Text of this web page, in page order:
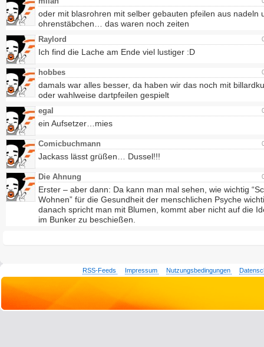
oder mit blasrohren mit selber gebauten pfeilen aus nadeln
ohrenstäbchen… das waren noch zeiten
Raylord
Ich find die Lache am Ende viel lustiger :D
hobbes
damals war alles besser, da haben wir das noch mit
oder wahlweise dartpfeilen gespielt
egal
ein Aufsetzer…mies
Comicbuchmann
Jackass lässt grüßen… Dussel!!!
Die Ahnung
Erster – aber dann: Da kann man mal sehen, wie wichtig
Wohnen” für die Gesundheit der menschlichen Psyche
danach spricht man mit Blumen, kommt aber nicht auf die
im Bunker zu beschießen.
RSS-Feeds Impressum Nutzungsbedingungen